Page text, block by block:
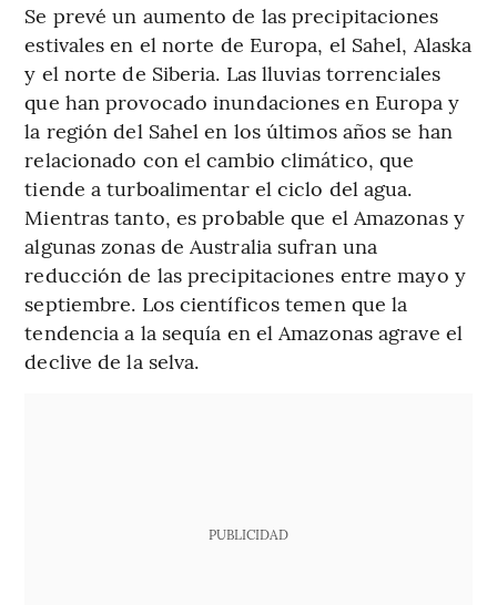
Se prevé un aumento de las precipitaciones
estivales en el norte de Europa, el Sahel, Alaska
y el norte de Siberia. Las lluvias torrenciales
que han provocado inundaciones en Europa y
la región del Sahel en los últimos años se han
relacionado con el cambio climático, que
tiende a turboalimentar el ciclo del agua.
Mientras tanto, es probable que el Amazonas y
algunas zonas de Australia sufran una
reducción de las precipitaciones entre mayo y
septiembre. Los científicos temen que la
tendencia a la sequía en el Amazonas agrave el
declive de la selva.
PUBLICIDAD